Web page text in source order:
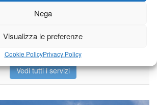
Nega
Visualizza le preferenze
Cookie PolicyPrivacy Policy
Vedi tutti i servizi